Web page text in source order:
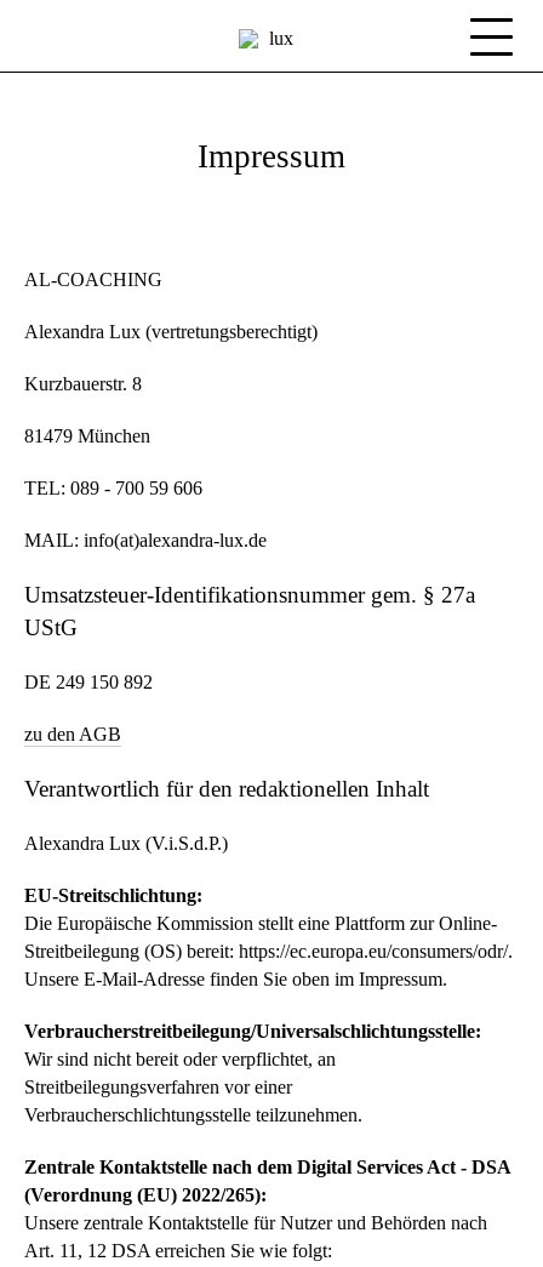
Impressum
AL-COACHING
Alexandra Lux (vertretungsberechtigt)
Kurzbauerstr. 8
81479 München
TEL: 089 - 700 59 606
MAIL: info(at)alexandra-lux.de
Umsatzsteuer-Identifikationsnummer gem. § 27a
UStG
DE 249 150 892
zu den AGB
Verantwortlich für den redaktionellen Inhalt
Alexandra Lux (V.i.S.d.P.)
EU-Streitschlichtung:
Die Europäische Kommission stellt eine Plattform zur Online-
Streitbeilegung (OS) bereit: https://ec.europa.eu/consumers/odr/.
Unsere E-Mail-Adresse finden Sie oben im Impressum.
Verbraucher­streit­beilegung/Universal­schlichtungs­stelle:
Wir sind nicht bereit oder verpflichtet, an
Streitbeilegungsverfahren vor einer
Verbraucherschlichtungsstelle teilzunehmen.
Zentrale Kontaktstelle nach dem Digital Services Act - DSA
(Verordnung (EU) 2022/265):
Unsere zentrale Kontaktstelle für Nutzer und Behörden nach
Art. 11, 12 DSA erreichen Sie wie folgt: